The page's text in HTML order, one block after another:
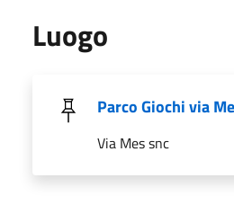
Luogo
Parco Giochi via
Via Mes snc